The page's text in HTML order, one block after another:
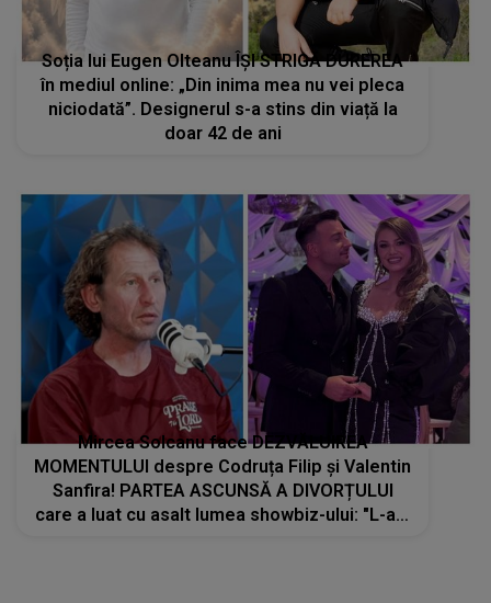
Soția lui Eugen Olteanu ÎȘI STRIGĂ DUREREA
în mediul online: „Din inima mea nu vei pleca
niciodată”. Designerul s-a stins din viață la
doar 42 de ani
Mircea Solcanu face DEZVĂLUIREA
MOMENTULUI despre Codruța Filip și Valentin
Sanfira! PARTEA ASCUNSĂ A DIVORȚULUI
care a luat cu asalt lumea showbiz-ului: "L-am